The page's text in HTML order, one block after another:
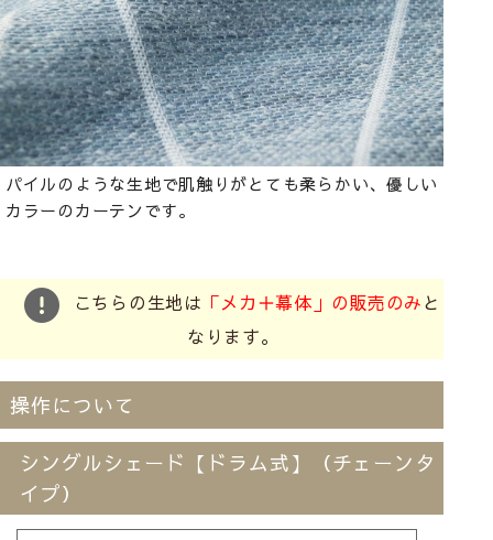
パイルのような生地で肌触りがとても柔らかい、優しい
カラーのカーテンです。
こちらの生地は 「メカ＋幕体」の販売のみと
なります。
操作について
シングルシェード【ドラム式】
（チェーンタ
イプ）